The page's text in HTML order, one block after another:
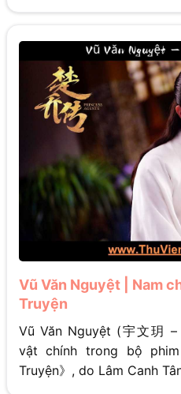
Vũ Văn Nguyệt | Nam
Truyện
Vũ Văn Nguyệt (宇文玥 –
vật chính trong bộ
Truyện》, do Lâm Canh